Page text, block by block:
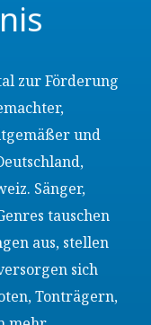
zur Förderung
und
Sänger,
tauschen
aus, stellen
sich
Tonträgern,